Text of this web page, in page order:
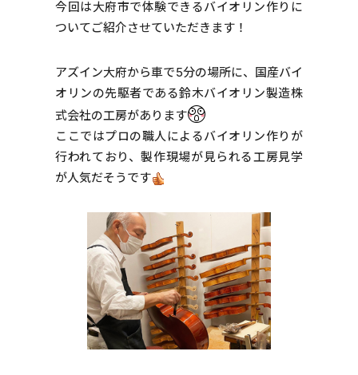
今回は大府市で体験できるバイオリン作りに
ついてご紹介させていただきます！
アズイン大府から車で5分の場所に、国産バイ
オリンの先駆者である鈴木バイオリン製造株
式会社の工房があります
ここではプロの職人によるバイオリン作りが
行われており、製作現場が見られる工房見学
が人気だそうです